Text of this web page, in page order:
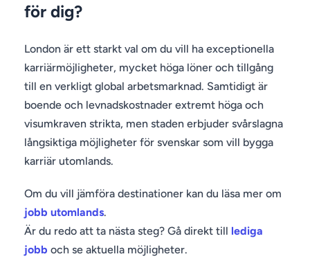
för dig?
London är ett starkt val om du vill ha exceptionella
karriärmöjligheter, mycket höga löner och tillgång
till en verkligt global arbetsmarknad. Samtidigt är
boende och levnadskostnader extremt höga och
visumkraven strikta, men staden erbjuder svårslagna
långsiktiga möjligheter för svenskar som vill bygga
karriär utomlands.
Om du vill jämföra destinationer kan du läsa mer om
jobb utomlands.
Är du redo att ta nästa steg? Gå direkt till lediga
jobb och se aktuella möjligheter.